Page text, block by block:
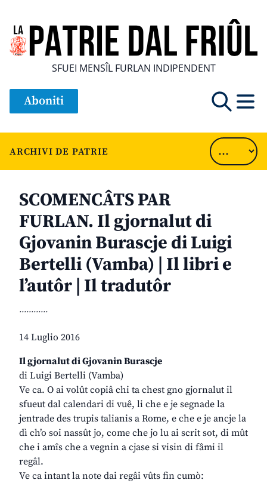
SFUEI MENSÎL FURLAN INDIPENDENT
Aboniti
ARCHIVI DE PATRIE
SCOMENCÂTS PAR
FURLAN. Il gjornalut di
Gjovanin Burascje di Luigi
Bertelli (Vamba) | Il libri e
l’autôr | Il tradutôr
............
14 Luglio 2016
Il gjornalut di Gjovanin Burascje
di Luigi Bertelli (Vamba)
Ve ca. O ai volût copiâ chi ta chest gno gjornalut il
sfueut dal calendari di vuê, li che e je segnade la
jentrade des trupis talianis a Rome, e che e je ancje la
dì ch’o soi nassût jo, come che jo lu ai scrit sot, di mût
che i amîs che a vegnin a cjase si visin di fâmi il
regâl.
Ve ca intant la note dai regâi vûts fin cumò: